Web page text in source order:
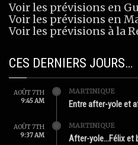
Voir les prévisions en
Voir les prévisions en
Voir les prévisions à la
CES DERNIERS JOURS…
AOÛT 7TH
9:45 AM
MARTINIQUE
Entre after-yole et
AOÛT 7TH
9:37 AM
MARTINIQUE
After-yole…Félix et